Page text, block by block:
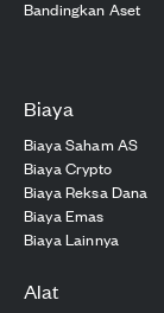
Bandingkan Aset
Biaya
Biaya Saham AS
Biaya Crypto
Biaya Reksa Dana
Biaya Emas
Biaya Lainnya
Alat